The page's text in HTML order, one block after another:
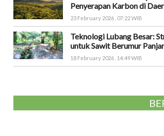
Penyerapan Karbon di
23 February 2026 , 07:22 WIB
Teknologi Lubang Besar:
untuk Sawit Berumur
18 February 2026 , 14:49 WIB